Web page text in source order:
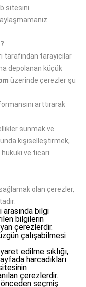
sitesini
tarayıcılar
depolanan küçük
üzerinde çerezler şu
arttırarak
sunmak ve
kişiselleştirmek,
hukuki ve ticari
sağlamak olan çerezler,
bilgi
bilgilerin
çerezlerdir.
çalışabilmesi
edilme sıklığı,
harcadıkları
çerezlerdir.
önceden seçmiş